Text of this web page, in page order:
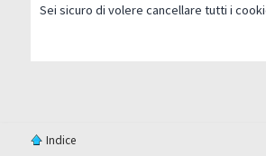
Sei sicuro di volere cancellare tutti i
Indice